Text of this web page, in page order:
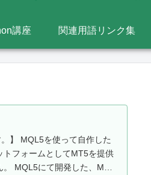
講座 関連用語リンク集
】 MQL5を使って自作した
トフォームとしてMT5を提供
MQL5にて開発した、MT5